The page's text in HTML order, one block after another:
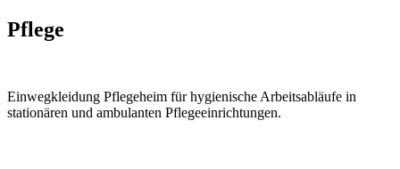
Pflege
Einwegkleidung Pflegeheim für hygienische Arbeitsabläufe in
stationären und ambulanten Pflegeeinrichtungen.